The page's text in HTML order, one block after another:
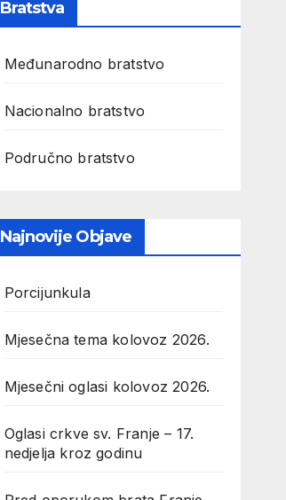
Bratstva
Međunarodno bratstvo
Nacionalno bratstvo
Područno bratstvo
Najnovije Objave
Porcijunkula
Mjesečna tema kolovoz 2026.
Mjesečni oglasi kolovoz 2026.
Oglasi crkve sv. Franje – 17.
nedjelja kroz godinu